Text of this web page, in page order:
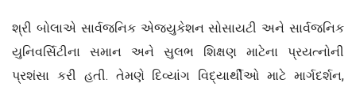
શ્રી બોલાએ સાર્વજનિક એજ્યુકેશન સોસાયટી અને સાર્વજનિક
યુનિવર્સિટીના સમાન અને સુલભ શિક્ષણ માટેના પ્રયત્નોની
પ્રશંસા કરી હતી. તેમણે દિવ્યાંગ વિદ્યાર્થીઓ માટે માર્ગદર્શન,